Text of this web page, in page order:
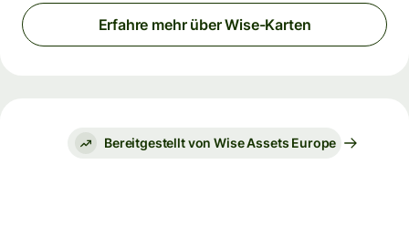
Erfahre mehr über Wise-Karten
Bereitgestellt von Wise Assets Europe